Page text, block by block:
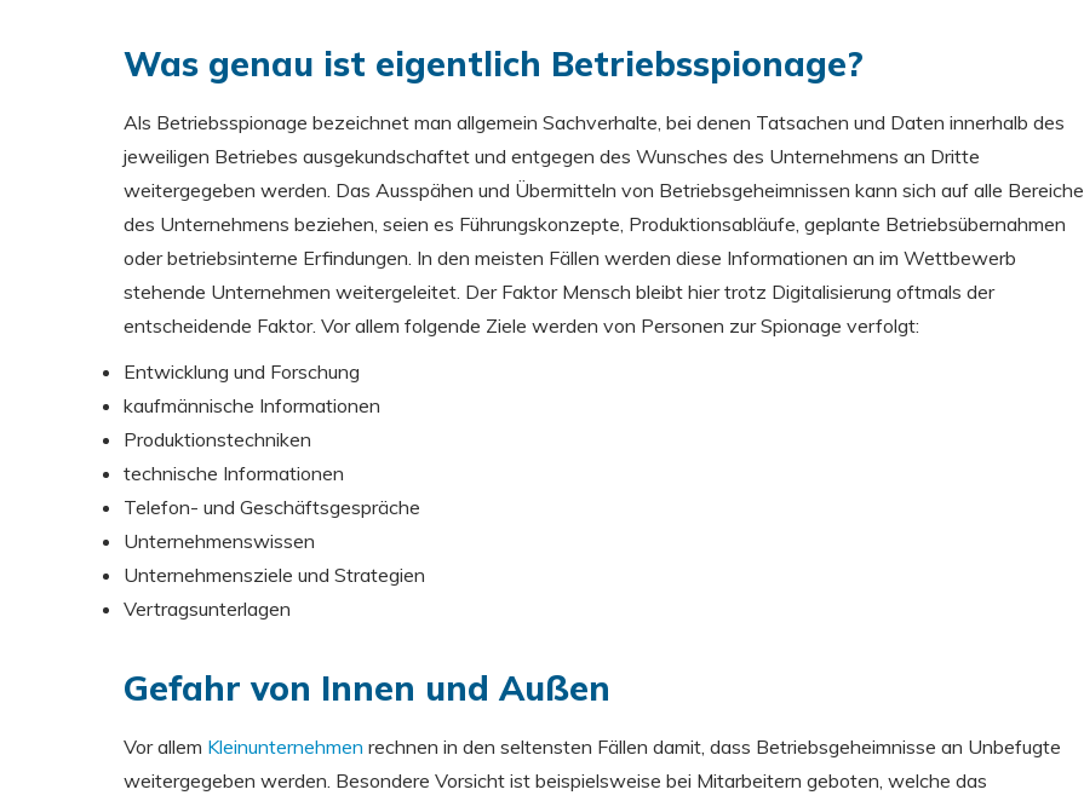
Was genau ist eigentlich Betriebsspionage?
Als Betriebsspionage bezeichnet man allgemein Sachverhalte, bei denen Tatsachen und Daten innerhalb des
jeweiligen Betriebes ausgekundschaftet und entgegen des Wunsches des Unternehmens an Dritte
weitergegeben werden. Das Ausspähen und Übermitteln von Betriebsgeheimnissen kann sich auf alle Bereiche
des Unternehmens beziehen, seien es Führungskonzepte, Produktionsabläufe, geplante Betriebsübernahmen
oder betriebsinterne Erfindungen. In den meisten Fällen werden diese Informationen an im Wettbewerb
stehende Unternehmen weitergeleitet. Der Faktor Mensch bleibt hier trotz Digitalisierung oftmals der
entscheidende Faktor. Vor allem folgende Ziele werden von Personen zur Spionage verfolgt:
Entwicklung und Forschung
kaufmännische Informationen
Produktionstechniken
technische Informationen
Telefon- und Geschäftsgespräche
Unternehmenswissen
Unternehmensziele und Strategien
Vertragsunterlagen
Gefahr von Innen und Außen
Vor allem Kleinunternehmen rechnen in den seltensten Fällen damit, dass Betriebsgeheimnisse an Unbefugte
weitergegeben werden. Besondere Vorsicht ist beispielsweise bei Mitarbeitern geboten, welche das